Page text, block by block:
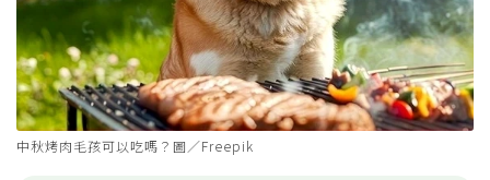
中秋烤肉毛孩可以吃嗎？圖／Freepik